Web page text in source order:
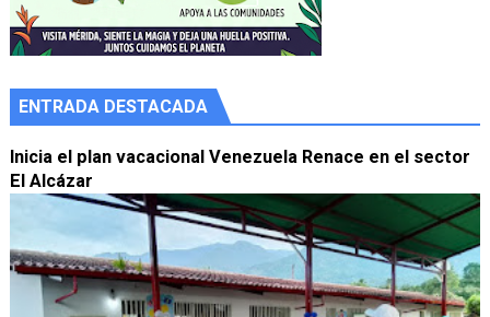
ENTRADA DESTACADA
Inicia el plan vacacional Venezuela Renace en el sector
El Alcázar